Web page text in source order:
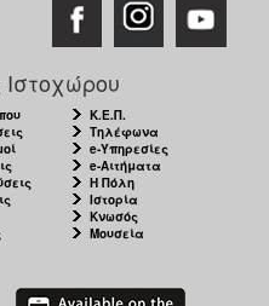
Κ.Ε.Π.
Τηλέφωνα
e-Υπηρεσίες
e-Αιτήματα
Η Πόλη
Ιστορία
Κνωσός
Μουσεία